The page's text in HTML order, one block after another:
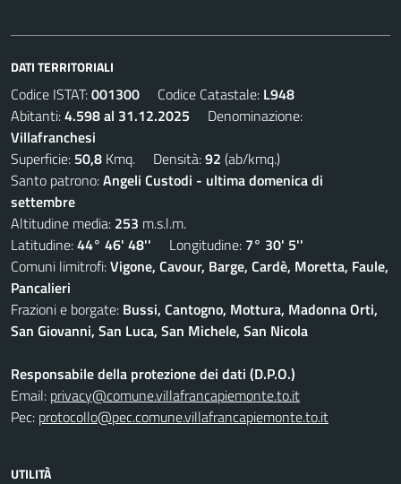
DATI TERRITORIALI
Codice ISTAT:001300 Codice Catastale: L948
Abitanti:4.598 al 31.12.2025 Denominazione:
Villafranchesi
Superficie: 50,8 Kmq. Densità:92 (ab/kmq.)
Santo patrono:Angeli Custodi - ultima domenica di
settembre
Altitudine media: 253 m.s.l.m.
Latitudine:44° 46' 48'' Longitudine: 7° 30' 5''
Comuni limitrofi:Vigone, Cavour, Barge, Cardè, Moretta, Faule,
Pancalieri
Frazioni e borgate: Bussi, Cantogno, Mottura, Madonna Orti,
San Giovanni, San Luca, San Michele, San Nicola
Responsabile della protezione dei dati (D.P.O.)
Email: privacy@comune.villafrancapiemonte.to.it
Pec: protocollo@pec.comune.villafrancapiemonte.to.it
UTILITÀ